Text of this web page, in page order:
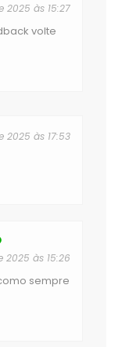
2025 às 15:27
volte
2025 às 17:53
2025 às 15:26
sempre